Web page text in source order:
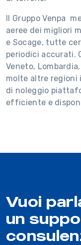
Il Gruppo Venpa
aeree dei migliori
e Socage, tutte
periodici accurati.
Veneto,
molte altre regioni
di noleggio
efficiente e
Vuoi
un